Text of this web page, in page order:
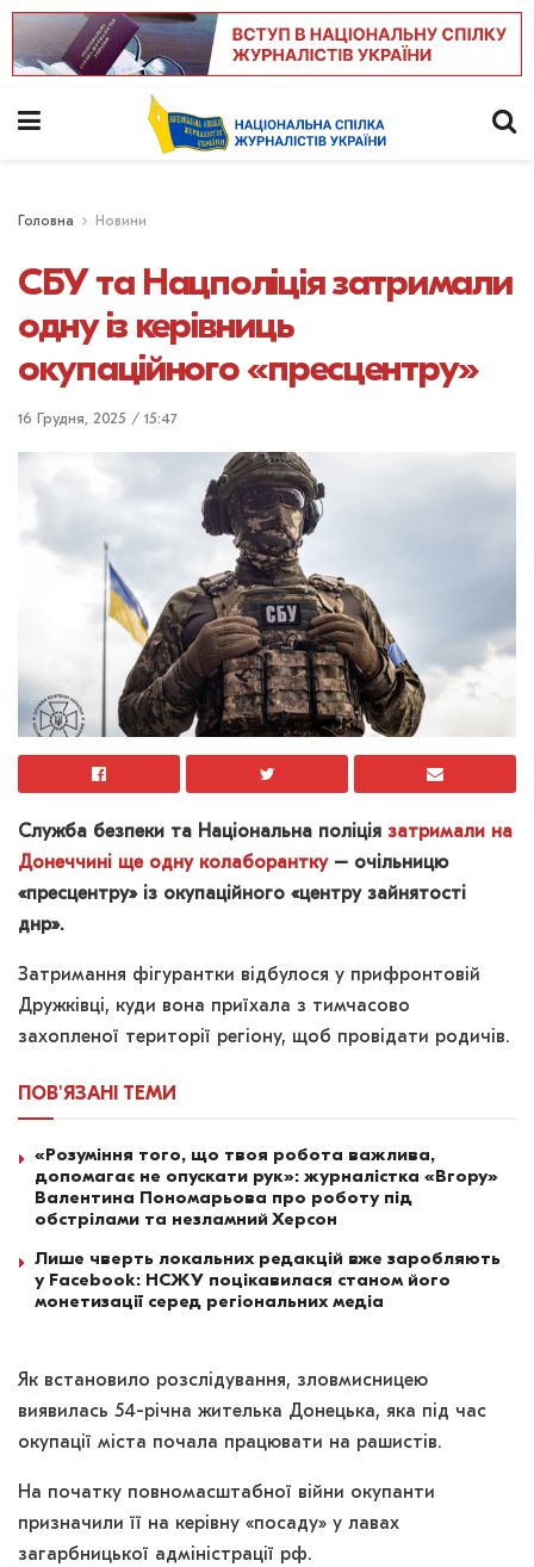
Головна Новини
СБУ та Нацполіція затримали
одну із керівниць
окупаційного «пресцентру»
16 Грудня, 2025 / 15:47
Служба безпеки та Національна поліція затримали на
Донеччині ще одну колаборантку– очільницю
«пресцентру» із окупаційного «центру зайнятості
днр».
Затримання фігурантки відбулося у прифронтовій
Дружківці, куди вона приїхала з тимчасово
захопленої території регіону, щоб провідати родичів.
ПОВ'ЯЗАНІ ТЕМИ
«Розуміння того, що твоя робота важлива,
допомагає не опускати рук»: журналістка «Вгору»
Валентина Пономарьова про роботу під
обстрілами та незламний Херсон
Лише чверть локальних редакцій вже заробляють
у Facebook: НСЖУ поцікавилася станом його
монетизації серед регіональних медіа
Як встановило розслідування, зловмисницею
виявилась 54-річна жителька Донецька, яка під час
окупації міста почала працювати на рашистів.
На початку повномасштабної війни окупанти
призначили її на керівну «посаду» у лавах
загарбницької адміністрації рф.